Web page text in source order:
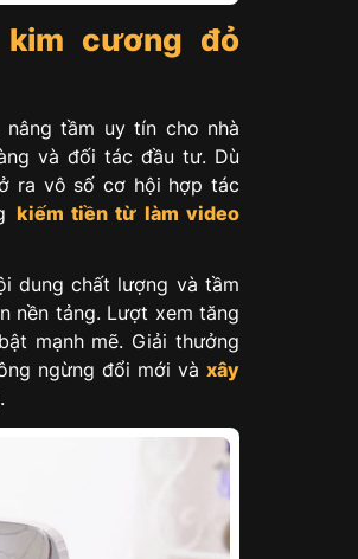
cương đỏ
tầm uy tín cho nhà
và đối tác đầu tư. Dù
ra vô số cơ hội hợp tác
kiếm tiền từ làm video
dung chất lượng và tầm
nền tảng. Lượt xem tăng
mạnh mẽ. Giải thưởng
ngừng đổi mới và xây